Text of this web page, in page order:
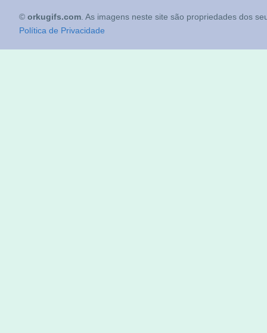
© orkugifs.com . As imagens neste site são propriedades dos
Política de Privacidade